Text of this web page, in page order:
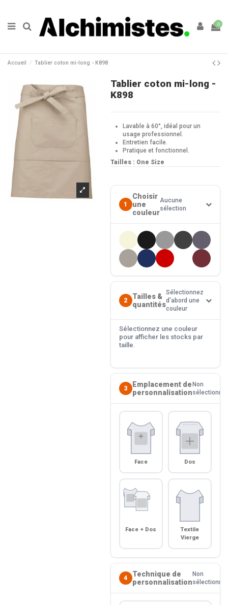
0
Accueil Tablier coton mi-long - K898
Tablier coton mi-long -
K898
Lavable à 60°, idéal pour un
usage professionnel.
Entretien facile.
Pratique et fonctionnel.
Tailles : One Size
1
Choisir
une
couleur
Aucune
sélection
2
Tailles &
quantités
Sélectionnez
d'abord une
couleur
Sélectionnez une couleur
pour afficher les stocks par
taille.
3
Emplacement de
personnalisation
Non
sélectionné
Face Dos
Face + Dos
Textile
Vierge
4
Technique de
personnalisation
Non
sélectionné